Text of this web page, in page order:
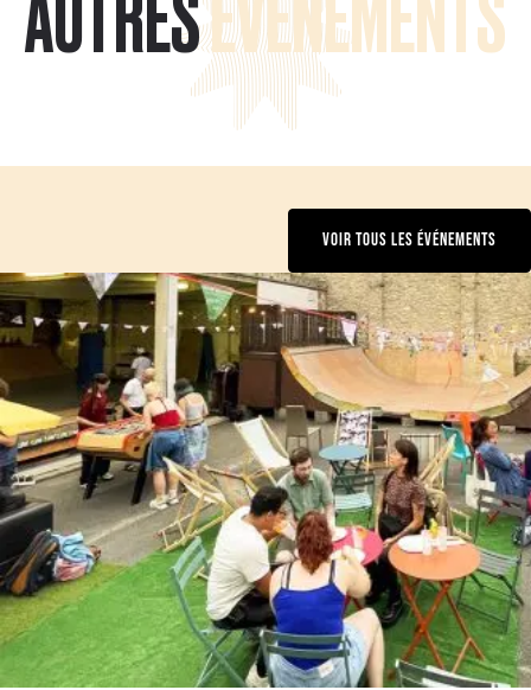
AUTRESÉVÉNEMENTS
VOIR TOUS LES ÉVÉNEMENTS